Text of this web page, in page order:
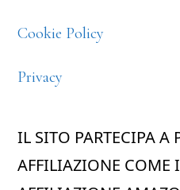
Cookie Policy
Privacy
IL SITO PARTECIPA
AFFILIAZIONE COME